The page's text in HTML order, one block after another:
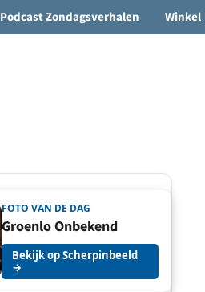
Podcast Zondagsverhalen Winkel
FOTO VAN DE DAG
Groenlo Onbekend
Bekijk op Scherpinbeeld
→